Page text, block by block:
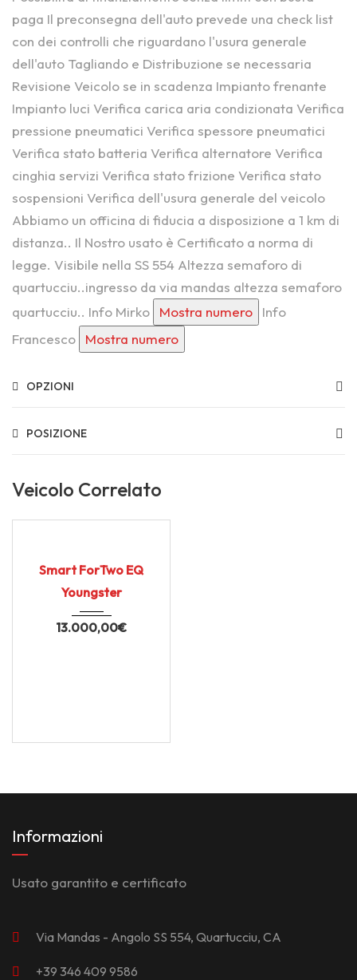
paga Il preconsegna dell'auto prevede una check list
con dei controlli che riguardano l'usura generale
dell'auto Tagliando e Distribuzione se necessaria
Revisione Veicolo se in scadenza Impianto frenante
Impianto luci Verifica carica aria condizionata Verifica
pressione pneumatici Verifica spessore pneumatici
Verifica stato batteria Verifica alternatore Verifica
cinghia servizi Verifica stato frizione Verifica stato
sospensioni Verifica dell'usura generale del veicolo
Abbiamo un officina di fiducia a disposizione a 1 km di
distanza.. Il Nostro usato è Certificato a norma di
legge. Visibile nella SS 554 Altezza semaforo di
quartucciu..ingresso da via mandas altezza semaforo
quartucciu.. Info Mirko
Mostra numero
Info
Francesco
Mostra numero
OPZIONI
POSIZIONE
Veicolo Correlato
Smart ForTwo EQ
Youngster
13.000,00€
Informazioni
Usato garantito e certificato
Via Mandas - Angolo SS 554, Quartucciu, CA
+39 346 409 9586